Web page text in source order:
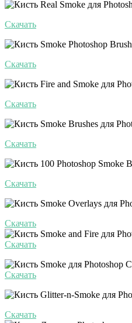
Скачать
Скачать
Скачать
Скачать
Скачать
Скачать
Скачать
Скачать
Скачать